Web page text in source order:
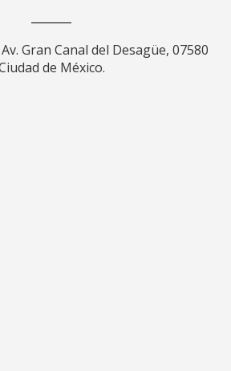
Gran Canal del Desagüe, 07580
de México.